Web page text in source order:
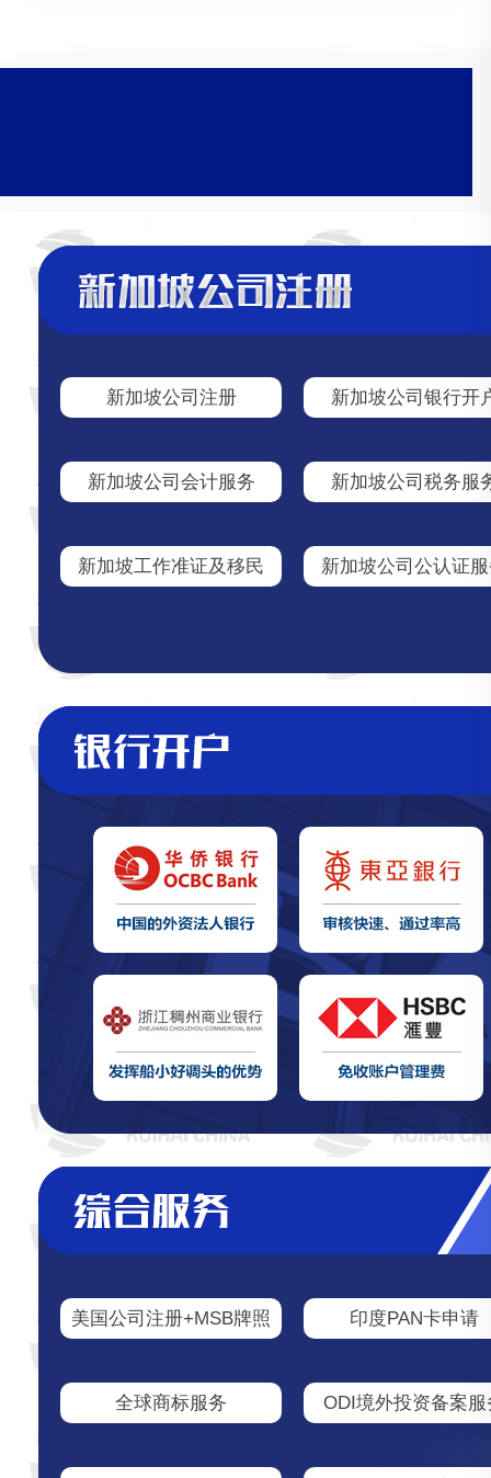
新加坡公司注册 新加坡公司银行开
新加坡公司会计服务 新加坡公司税务服
新加坡工作准证及移民 新加坡公司公认证
美国公司注册+MSB牌照 印度PAN卡申请
全球商标服务 ODI境外投资备案服